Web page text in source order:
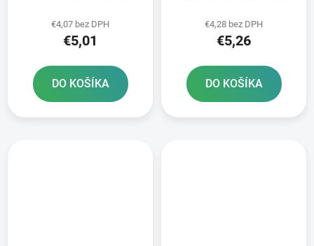
STANDARD
€4,07 bez DPH
€5,01
DO KOŠÍKA
STANDARD
€4,28 bez DPH
€5,26
DO KOŠÍKA